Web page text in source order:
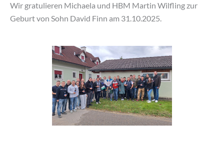
Wir gratulieren Michaela und HBM Martin Wilfling zur
Geburt von Sohn David Finn am 31.10.2025.